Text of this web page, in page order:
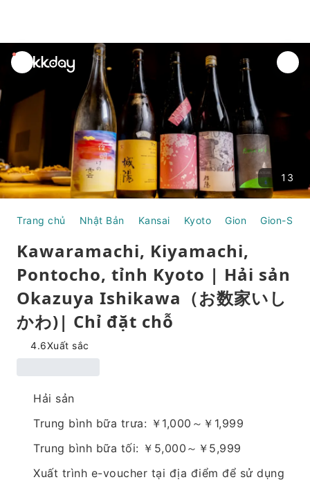
unread
notifications
13
Trang chủ Nhật Bản Kansai Kyoto Gion Gion-Shijo
Kawaramachi, Kiyamachi,
Pontocho, tỉnh Kyoto | Hải sản
Okazuya Ishikawa（お数家いし
かわ)| Chỉ đặt chỗ
4.6Xuất sắc
Hải sản
Trung bình bữa trưa: ￥1,000～￥1,999
Trung bình bữa tối: ￥5,000～￥5,999
Xuất trình e-voucher tại địa điểm để sử dụng